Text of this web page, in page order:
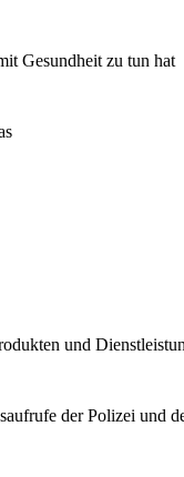
Gesundheit zu tun hat
und
der Polizei und